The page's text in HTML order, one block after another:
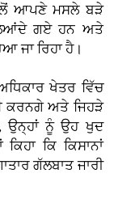
ਆਪਣੇ ਮਸਲੇ ਬੜੇ
ਗਏ ਹਨ ਅਤੇ
ਜਾ ਰਿਹਾ ਹੈ।
ਖੇਤਰ ਵਿੱਚ
ਕਰਨਗੇ ਅਤੇ ਜਿਹੜੇ
ਉਨ੍ਹਾਂ ਨੂੰ ਉਹ ਖੁਦ
ਕਿ ਕਿਸਾਨਾਂ
ਗੱਲਬਾਤ ਜਾਰੀ